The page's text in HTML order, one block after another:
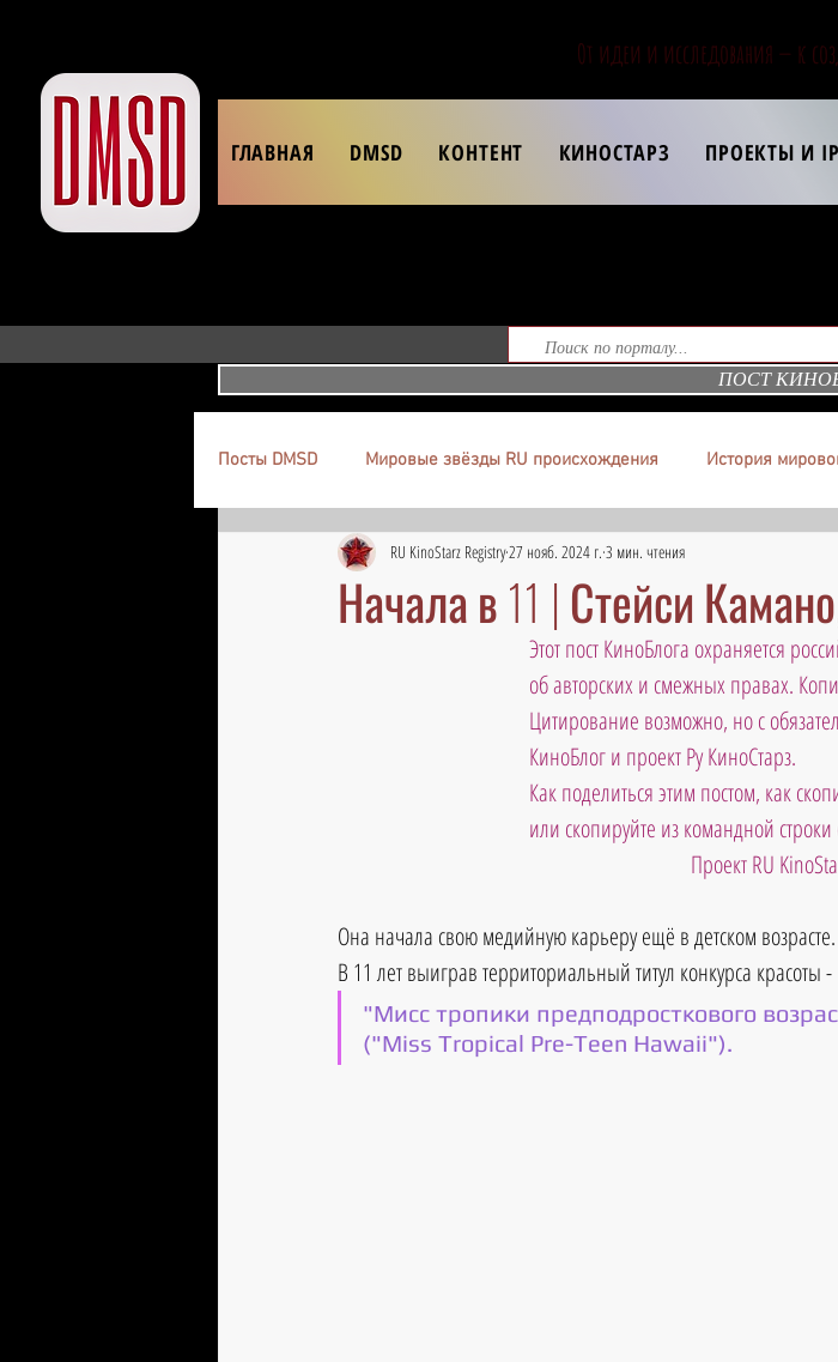
От идеи и исследования — к
ГЛАВНАЯ DMSD КОНТЕНТ КИНОСТАРЗ ПРОЕКТЫ И IP
ПОСТ
Посты DMSD Мировые звёзды RU происхождения История
Начала в 11 | Стейси
RU KinoStarz Registry27 нояб. 2024 г. 3 мин. чтения
Этот пост КиноБлога охраняется
об авторских и смежных правах.
Цитирование возможно, но с
КиноБлог и проект Ру КиноСтарз.
Как поделиться этим постом, как
или скопируйте из командной строки
Проект RU
Она начала свою медийную карьеру ещё в детском возрасте.
В 11 лет выиграв территориальный титул конкурса красоты -
"Мисс тропики предподросткового
("Miss Tropical Pre-Teen Hawaii").